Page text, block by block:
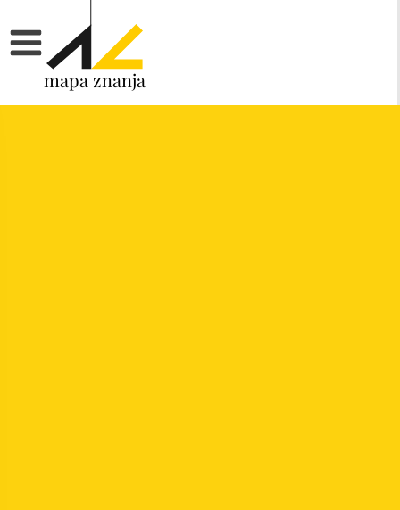
mapa znanja